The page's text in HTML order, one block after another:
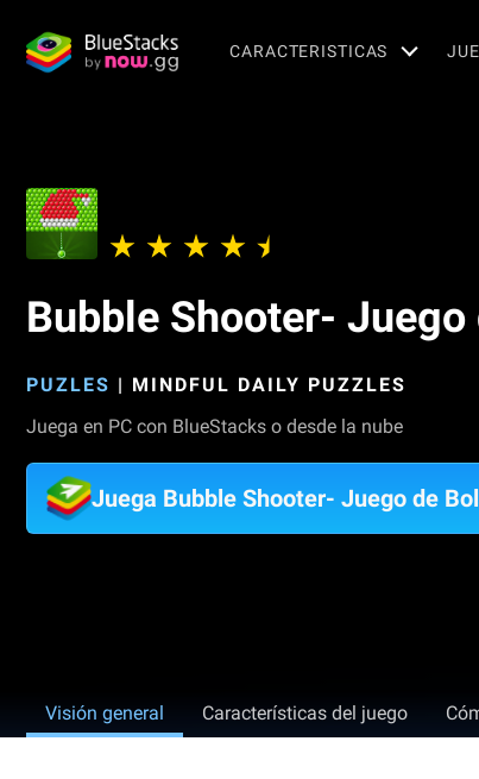
CARACTERISTICAS
Bubble Shooter- Juego
PUZLES | MINDFUL DAILY PUZZLES
Juega en PC con BlueStacks o desde la nube
Juega Bubble Shooter- Juego de
Visión general Características del juego